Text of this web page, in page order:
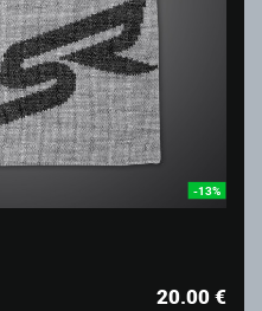
-13%
20.00€